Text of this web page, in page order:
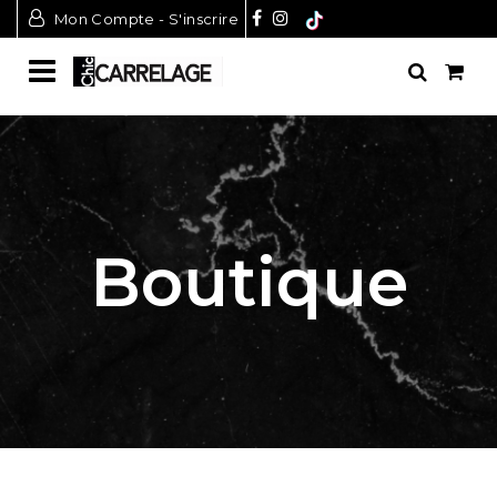
Mon Compte - S'inscrire
Boutique